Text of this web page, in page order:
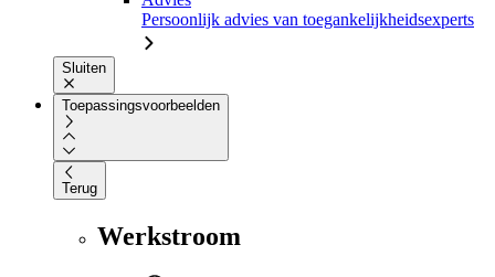
Persoonlijk advies van toegankelijkheidsexperts
Sluiten
Toepassingsvoorbeelden
Terug
Werkstroom